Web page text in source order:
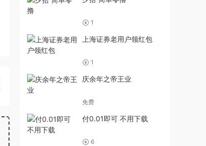
1
上海证券老用户领红包
1
庆余年之帝王业
免费
付0.01即可 不用下载
6